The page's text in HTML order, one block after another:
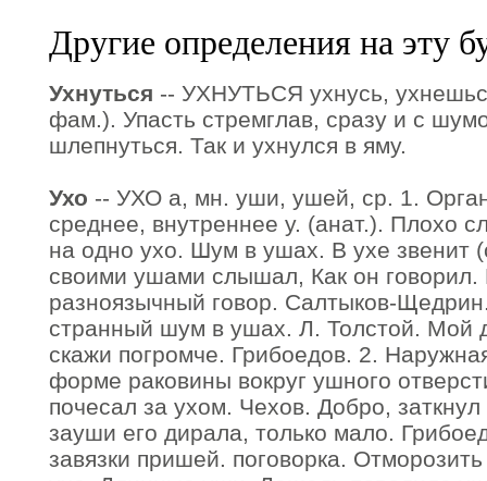
Другие определения на эту
Ухнуться -- УХНУТЬСЯ ухнусь,
фам.). Упасть стремглав, сразу и с
шлепнуться. Так и ухнулся в яму.
Ухо -- УХО а, мн. уши, ушей, ср. 1.
среднее, внутреннее у. (анат.). Плохо
на одно ухо. Шум в ушах. В ухе звенит
своими ушами слышал, Как он говорил.
разноязычный говор. Салтыков-
странный шум в ушах. Л. Толстой. Мой
скажи погромче. Грибоедов. 2.
форме раковины вокруг ушного
почесал за ухом. Чехов. Добро,
зауши его дирала, только мало.
завязки пришей. поговорка.